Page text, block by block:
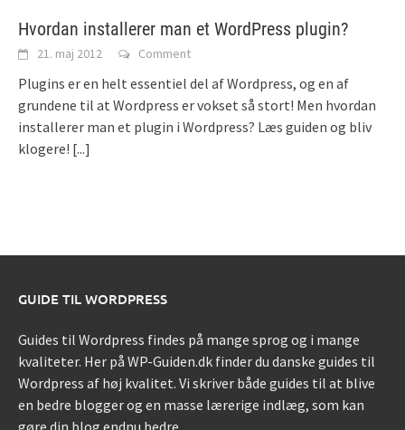
Hvordan installerer man et WordPress plugin?
21. maj 2012 Comment
Plugins er en helt essentiel del af Wordpress, og en af
grundene til at Wordpress er vokset så stort! Men hvordan
installerer man et plugin i Wordpress? Læs guiden og bliv
klogere! [...]
GUIDE TIL WORDPRESS
Guides til Wordpress findes på mange sprog og i mange
kvaliteter. Her på WP-Guiden.dk finder du danske guides til
Wordpress af høj kvalitet. Vi skriver både guides til at blive
en bedre blogger og en masse lærerige indlæg, som kan
gøre din blog endnu bedre.